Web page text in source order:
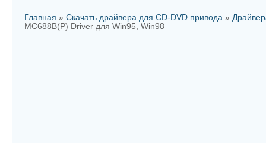
Главная » Скачать драйвера для CD-DVD привода »
MC688B(P) Driver для Win95, Win98